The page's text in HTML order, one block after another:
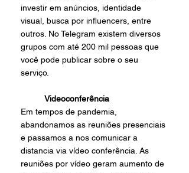
investir em anúncios, identidade
visual, busca por influencers, entre
outros. No Telegram existem diversos
grupos com até 200 mil pessoas que
você pode publicar sobre o seu
serviço.
Videoconferência
Em tempos de pandemia,
abandonamos as reuniões presenciais
e passamos a nos comunicar a
distancia via vídeo conferência. As
reuniões por vídeo geram aumento de